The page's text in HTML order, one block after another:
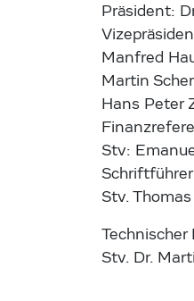
Präsident:
Manfred
Martin
Hans Peter
Stv:
Stv.
Stv. Dr.